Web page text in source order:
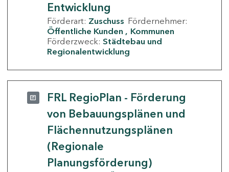
Entwicklung
Förderart: Zuschuss Fördernehmer:
Öffentliche Kunden
Kommunen
Förderzweck: Städtebau und
Regionalentwicklung
FRL RegioPlan - Förderung
von Bebauungsplänen und
Flächennutzungsplänen
(Regionale
Planungsförderung)